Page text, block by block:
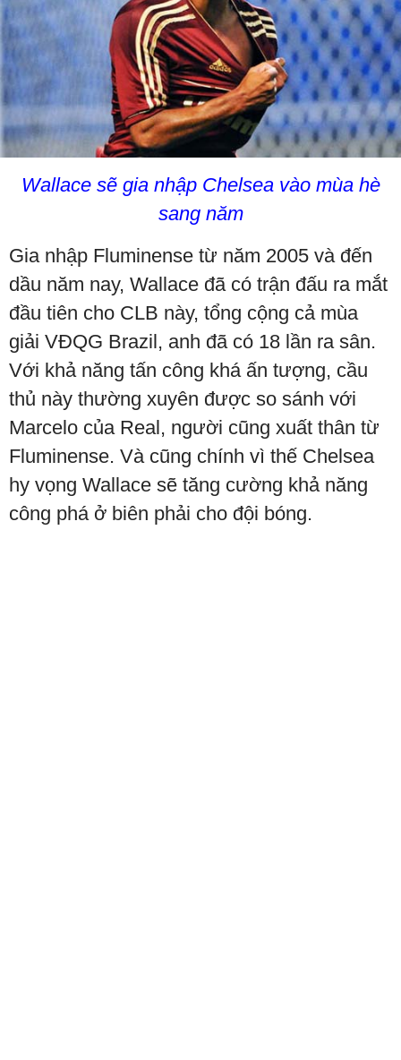
Wallace sẽ gia nhập Chelsea vào mùa hè
sang năm
Gia nhập Fluminense từ năm 2005 và đến
dầu năm nay, Wallace đã có trận đấu ra mắt
đầu tiên cho CLB này, tổng cộng cả mùa
giải VĐQG Brazil, anh đã có 18 lần ra sân.
Với khả năng tấn công khá ấn tượng, cầu
thủ này thường xuyên được so sánh với
Marcelo của Real, người cũng xuất thân từ
Fluminense. Và cũng chính vì thế Chelsea
hy vọng Wallace sẽ tăng cường khả năng
công phá ở biên phải cho đội bóng.